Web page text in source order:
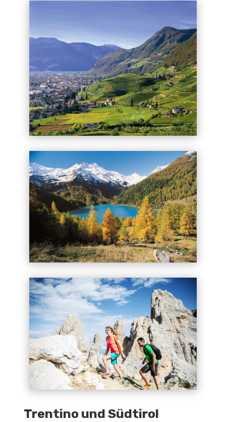
Trentino und Südtirol